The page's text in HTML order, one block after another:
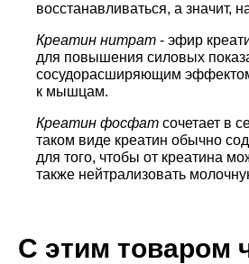
восстанавливаться, а
Креатин нитрат - эфир
для повышения силовых
сосудорасширяющим эффектом
к мышцам.
Креатин фосфат сочетает в
таком виде креатин обычно
для того, чтобы от креатина
также нейтрализовать
С этим товаром